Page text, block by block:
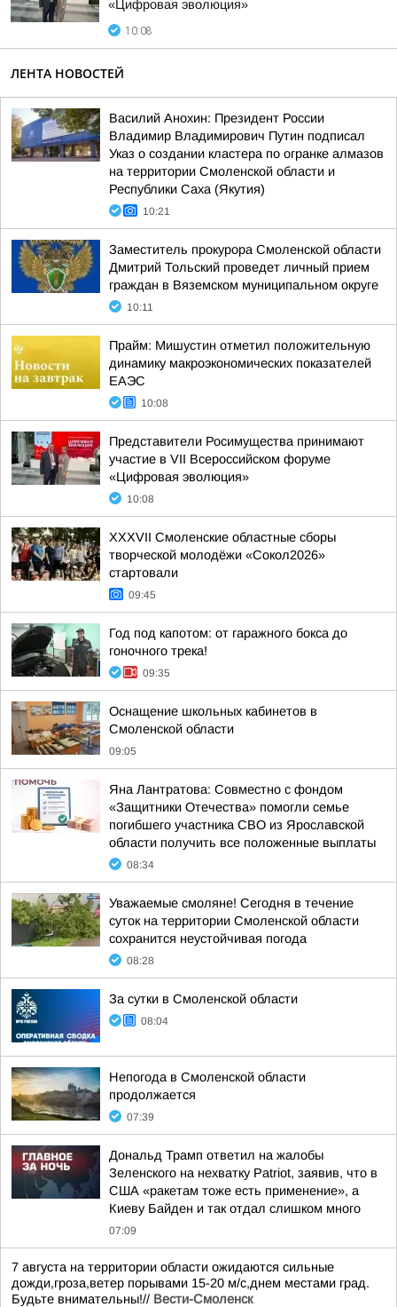
«Цифровая эволюция»
10:08
ЛЕНТА НОВОСТЕЙ
Василий Анохин: Президент России
Владимир Владимирович Путин подписал
Указ о создании кластера по огранке алмазов
на территории Смоленской области и
Республики Саха (Якутия)
10:21
Заместитель прокурора Смоленской области
Дмитрий Тольский проведет личный прием
граждан в Вяземском муниципальном округе
10:11
Прайм: Мишустин отметил положительную
динамику макроэкономических показателей
ЕАЭС
10:08
Представители Росимущества принимают
участие в VII Всероссийском форуме
«Цифровая эволюция»
10:08
XXXVII Смоленские областные сборы
творческой молодёжи «Сокол2026»
стартовали
09:45
Год под капотом: от гаражного бокса до
гоночного трека!
09:35
Оснащение школьных кабинетов в
Смоленской области
09:05
Яна Лантратова: Совместно с фондом
«Защитники Отечества» помогли семье
погибшего участника СВО из Ярославской
области получить все положенные выплаты
08:34
Уважаемые смоляне! Сегодня в течение
суток на территории Смоленской области
сохранится неустойчивая погода
08:28
За сутки в Смоленской области
08:04
Непогода в Смоленской области
продолжается
07:39
Дональд Трамп ответил на жалобы
Зеленского на нехватку Patriot, заявив, что в
США «ракетам тоже есть применение», а
Киеву Байден и так отдал слишком много
07:09
7 августа на территории области ожидаются сильные
дожди,гроза,ветер порывами 15-20 м/с,днем местами град.
Будьте внимательны!// Вести-Смоленск